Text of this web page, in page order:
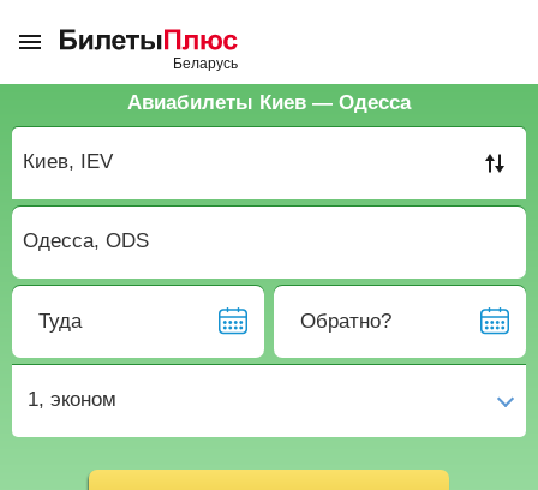
Авиабилеты Киев — Одесса
Туда Обратно?
1, эконом